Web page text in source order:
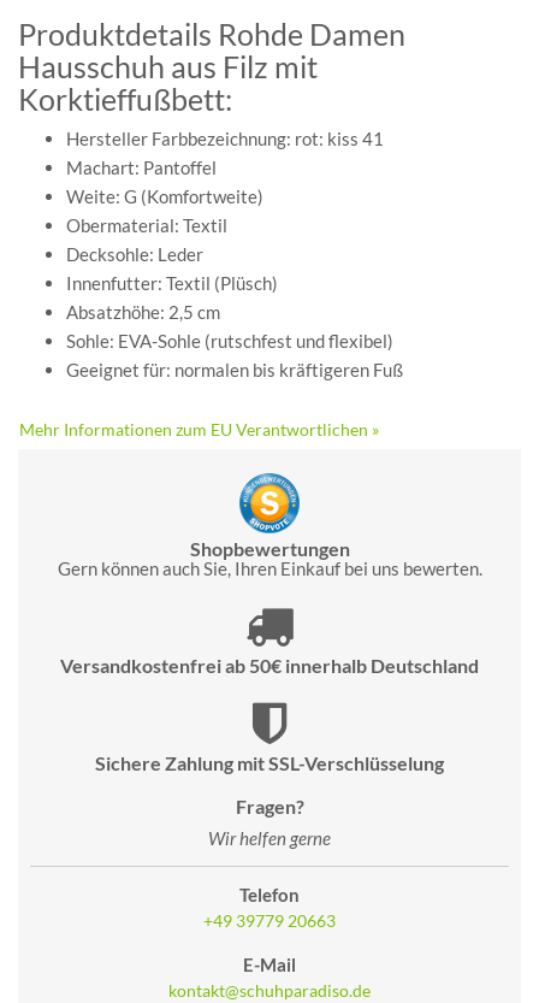
Produktdetails Rohde Damen
Hausschuh aus Filz mit
Korktieffußbett:
Hersteller Farbbezeichnung: rot: kiss 41
Machart: Pantoffel
Weite: G (Komfortweite)
Obermaterial: Textil
Decksohle: Leder
Innenfutter: Textil (Plüsch)
Absatzhöhe: 2,5 cm
Sohle: EVA-Sohle (rutschfest und flexibel)
Geeignet für: normalen bis kräftigeren Fuß
Mehr Informationen zum EU Verantwortlichen »
Shopbewertungen
Gern können auch Sie, Ihren Einkauf bei uns bewerten.
Versandkostenfrei ab 50€ innerhalb Deutschland
Sichere Zahlung mit SSL-Verschlüsselung
Fragen?
Wir helfen gerne
Telefon
+49 39779 20663
E-Mail
kontakt@schuhparadiso.de